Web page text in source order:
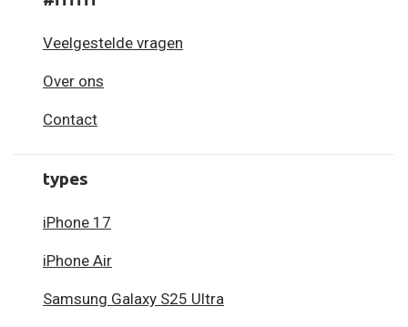
Veelgestelde vragen
Over ons
Contact
types
iPhone 17
iPhone Air
Samsung Galaxy S25 Ultra